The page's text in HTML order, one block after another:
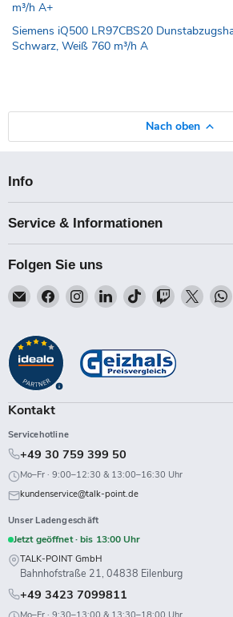
m³/h A+
Siemens iQ500 LR97CBS20
Schwarz, Weiß 760 m³/h A
Nach oben
Info
Service & Informationen
Folgen Sie uns
Email
Talk-
Finden
Sie
auf
Facebook
Finden
Sie
Instagram
Finden
Sie
LinkedIn
Finden
Sie
TikTok
Finden
Sie
Twitch
Finden
Sie
Kontakt
Servicehotline
+49 30 759 399 50
Mo–Fr · 9:00–12:30 & 13:00–16:30 Uhr
kundenservice@talk-point.de
Unser Ladengeschäft
Jetzt geöffnet · bis 13:00 Uhr
TALK-POINT GmbH
Bahnhofstraße 21, 04838 Eilenburg
+49 3423 7099811